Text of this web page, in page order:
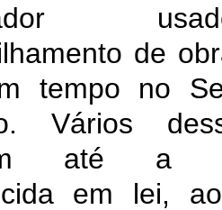
de
tempo no
Vários
até a
em lei,